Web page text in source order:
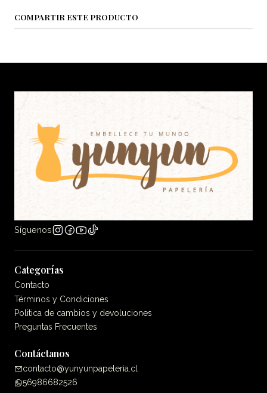
COMPARTIR ESTE PRODUCTO
Síguenos
Categorías
Contacto
Términos y Condiciones
Politica de cambios y devoluciones
Preguntas Frecuentes
Contáctanos
contacto@yunyunpapeleria.cl
56986682526